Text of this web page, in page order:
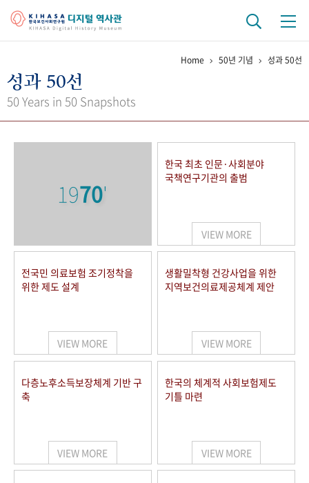
걸어온 길 기관 변천사
키워드로 보는 연구 역사
연구자들
사진 아카이브 문서 기록물 행정박물 영상 기록물
50+1 주년 기념
세계와 함께 한 KIHASA
VR 역사관
Home 50년 기념 성과 50선
성과 50선
50 Years in 50 Snapshots
1970'
한국 최초 인문·사회분야
국책연구기관의 출범
VIEW MORE
전국민 의료보험 조기정착을
위한 제도 설계
VIEW MORE
생활밀착형 건강사업을 위한
지역보건의료제공체계 제안
VIEW MORE
다층노후소득보장체계 기반 구
축
VIEW MORE
한국의 체계적 사회보험제도
기틀 마련
VIEW MORE